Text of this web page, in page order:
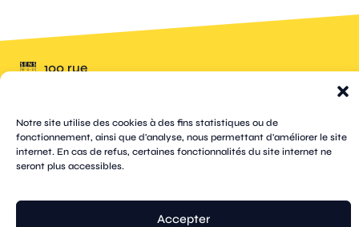
Notre site utilise des cookies à des fins statistiques ou de
fonctionnement, ainsi que d'analyse, nous permettant d'améliorer le site
internet. En cas de refus, certaines fonctionnalités du site internet ne
seront plus accessibles.
Accepter
100 rue
70809
89108
Sens
Cedex
03 86 95
suivez-
nousfacebook
tik
twitter
pages
contacts
newsletters
plan
du
site
mentions
légales
cookies
confidentialité
accessibilité
réalisation tongui.com